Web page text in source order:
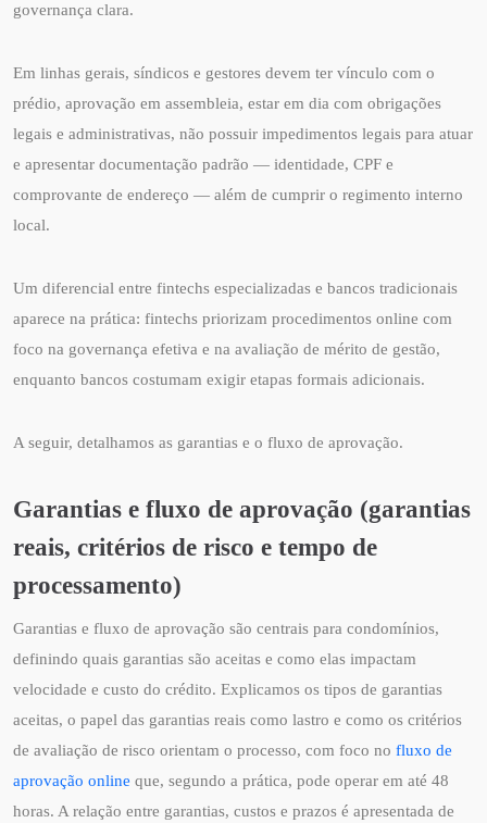
governança clara.
Em linhas gerais, síndicos e gestores devem ter vínculo com o
prédio, aprovação em assembleia, estar em dia com obrigações
legais e administrativas, não possuir impedimentos legais para atuar
e apresentar documentação padrão — identidade, CPF e
comprovante de endereço — além de cumprir o regimento interno
local.
Um diferencial entre fintechs especializadas e bancos tradicionais
aparece na prática: fintechs priorizam procedimentos online com
foco na governança efetiva e na avaliação de mérito de gestão,
enquanto bancos costumam exigir etapas formais adicionais.
A seguir, detalhamos as garantias e o fluxo de aprovação.
Garantias e fluxo de aprovação (garantias
reais, critérios de risco e tempo de
processamento)
Garantias e fluxo de aprovação são centrais para condomínios,
definindo quais garantias são aceitas e como elas impactam
velocidade e custo do crédito. Explicamos os tipos de garantias
aceitas, o papel das garantias reais como lastro e como os critérios
de avaliação de risco orientam o processo, com foco no fluxo de
aprovação online que, segundo a prática, pode operar em até 48
horas. A relação entre garantias, custos e prazos é apresentada de